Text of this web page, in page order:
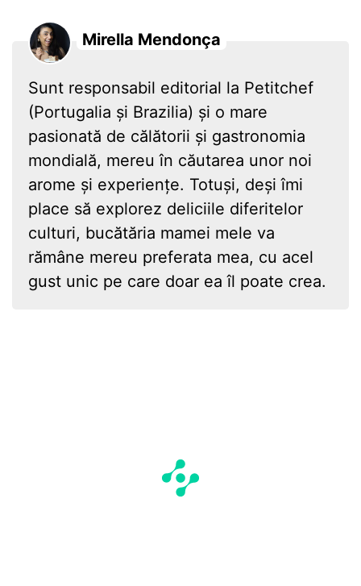
Mirella Mendonça
Sunt responsabil editorial la Petitchef
(Portugalia și Brazilia) și o mare
pasionată de călătorii și gastronomia
mondială, mereu în căutarea unor noi
arome și experiențe. Totuși, deși îmi
place să explorez deliciile diferitelor
culturi, bucătăria mamei mele va
rămâne mereu preferata mea, cu acel
gust unic pe care doar ea îl poate crea.